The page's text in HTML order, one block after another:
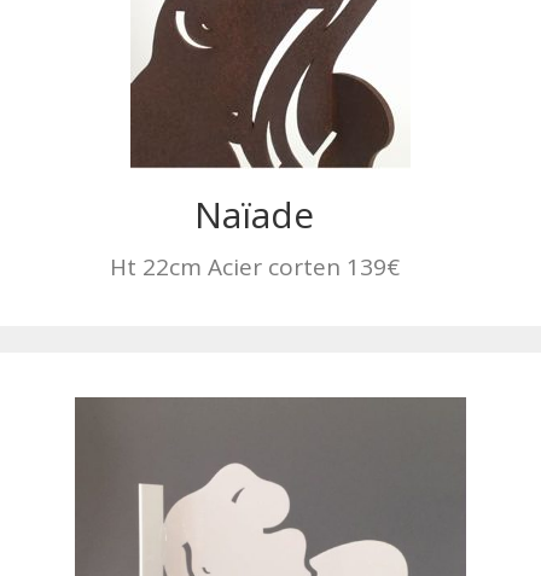
Naïade
Ht 22cm Acier corten 139€